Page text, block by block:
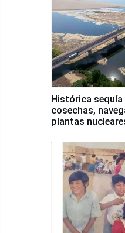
Histórica
cosechas,
plantas